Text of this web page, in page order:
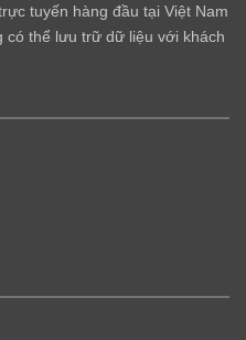
tuyến hàng đầu tại Việt Nam
có thể lưu trữ dữ liệu với khách